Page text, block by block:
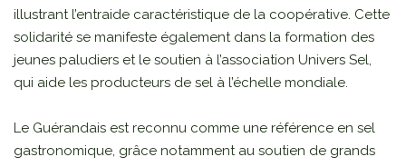
illustrant l’entraide caractéristique de la coopérative. Cette
solidarité se manifeste également dans la formation des
jeunes paludiers et le soutien à l’association Univers Sel,
qui aide les producteurs de sel à l’échelle mondiale.
Le Guérandais est reconnu comme une référence en sel
gastronomique, grâce notamment au soutien de grands